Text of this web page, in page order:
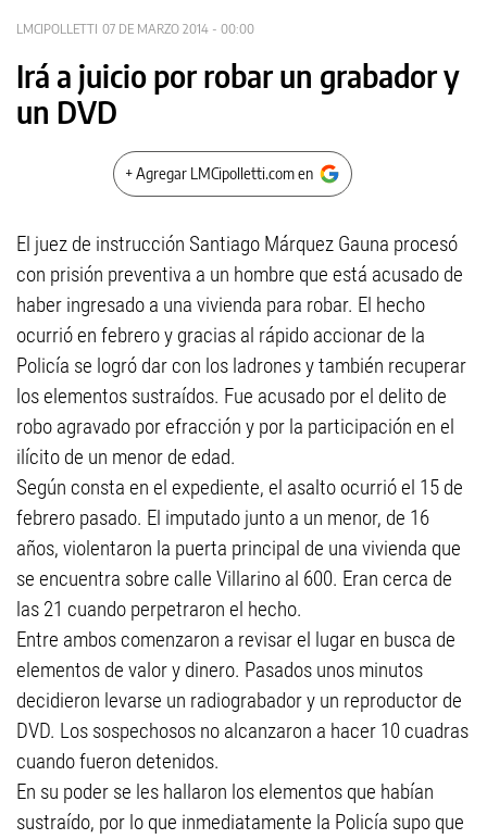
LMCIPOLLETTI 07 DE MARZO 2014 - 00:00
Irá a juicio por robar un grabador y
un DVD
+ Agregar LMCipolletti.com en
El juez de instrucción Santiago Márquez Gauna procesó
con prisión preventiva a un hombre que está acusado de
haber ingresado a una vivienda para robar. El hecho
ocurrió en febrero y gracias al rápido accionar de la
Policía se logró dar con los ladrones y también recuperar
los elementos sustraídos. Fue acusado por el delito de
robo agravado por efracción y por la participación en el
ilícito de un menor de edad.
Según consta en el expediente, el asalto ocurrió el 15 de
febrero pasado. El imputado junto a un menor, de 16
años, violentaron la puerta principal de una vivienda que
se encuentra sobre calle Villarino al 600. Eran cerca de
las 21 cuando perpetraron el hecho.
Entre ambos comenzaron a revisar el lugar en busca de
elementos de valor y dinero. Pasados unos minutos
decidieron levarse un radiograbador y un reproductor de
DVD. Los sospechosos no alcanzaron a hacer 10 cuadras
cuando fueron detenidos.
En su poder se les hallaron los elementos que habían
sustraído, por lo que inmediatamente la Policía supo que